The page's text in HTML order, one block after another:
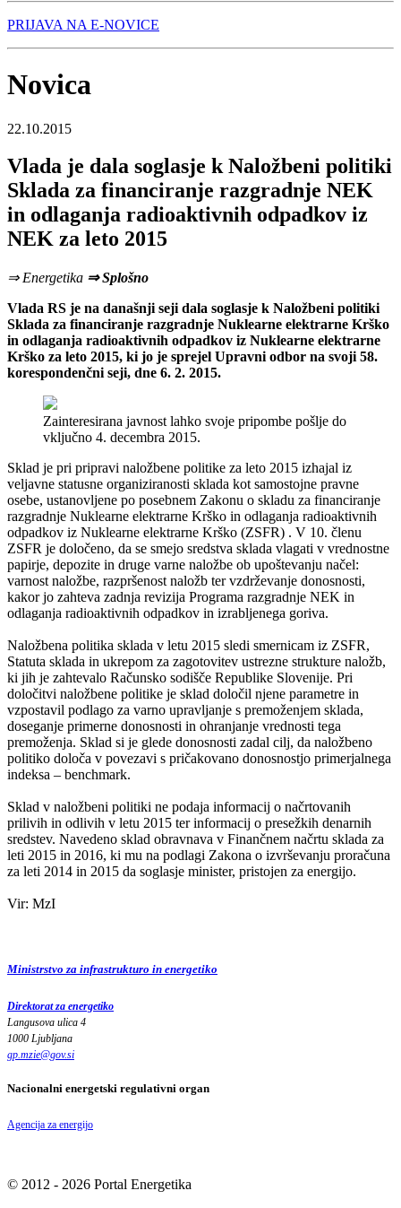
PRIJAVA NA E-NOVICE
Novica
22.10.2015
Vlada je dala soglasje k Naložbeni politiki
Sklada za financiranje razgradnje NEK
in odlaganja radioaktivnih odpadkov iz
NEK za leto 2015
⇒ Energetika ⇒ Splošno
Vlada RS je na današnji seji dala soglasje k Naložbeni politiki
Sklada za financiranje razgradnje Nuklearne elektrarne Krško
in odlaganja radioaktivnih odpadkov iz Nuklearne elektrarne
Krško za leto 2015, ki jo je sprejel Upravni odbor na svoji 58.
korespondenčni seji, dne 6. 2. 2015.
Zainteresirana javnost lahko svoje pripombe pošlje do
vključno 4. decembra 2015.
Sklad je pri pripravi naložbene politike za leto 2015 izhajal iz
veljavne statusne organiziranosti sklada kot samostojne pravne
osebe, ustanovljene po posebnem Zakonu o skladu za financiranje
razgradnje Nuklearne elektrarne Krško in odlaganja radioaktivnih
odpadkov iz Nuklearne elektrarne Krško (ZSFR) . V 10. členu
ZSFR je določeno, da se smejo sredstva sklada vlagati v vrednostne
papirje, depozite in druge varne naložbe ob upoštevanju načel:
varnost naložbe, razpršenost naložb ter vzdrževanje donosnosti,
kakor jo zahteva zadnja revizija Programa razgradnje NEK in
odlaganja radioaktivnih odpadkov in izrabljenega goriva.
Naložbena politika sklada v letu 2015 sledi smernicam iz ZSFR,
Statuta sklada in ukrepom za zagotovitev ustrezne strukture naložb,
ki jih je zahtevalo Računsko sodišče Republike Slovenije. Pri
določitvi naložbene politike je sklad določil njene parametre in
vzpostavil podlago za varno upravljanje s premoženjem sklada,
doseganje primerne donosnosti in ohranjanje vrednosti tega
premoženja. Sklad si je glede donosnosti zadal cilj, da naložbeno
politiko določa v povezavi s pričakovano donosnostjo primerjalnega
indeksa – benchmark.
Sklad v naložbeni politiki ne podaja informacij o načrtovanih
prilivih in odlivih v letu 2015 ter informacij o presežkih denarnih
sredstev. Navedeno sklad obravnava v Finančnem načrtu sklada za
leti 2015 in 2016, ki mu na podlagi Zakona o izvrševanju proračuna
za leti 2014 in 2015 da soglasje minister, pristojen za energijo.
Vir: MzI
Ministrstvo za infrastrukturo in energetiko
Direktorat za energetiko
Langusova ulica 4
1000 Ljubljana
gp.mzie@gov.si
Nacionalni energetski regulativni organ
Agencija za energijo
© 2012 - 2026 Portal Energetika